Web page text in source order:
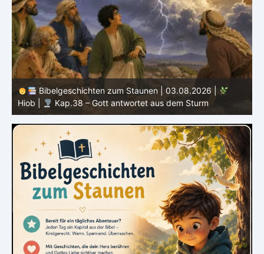
Bibelgeschichten zum Staunen | 03.08.2026 |
Hiob |
Kap.38 – Gott antwortet aus dem Sturm